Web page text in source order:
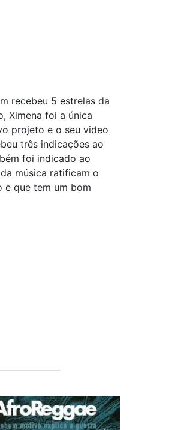
recebeu 5 estrelas da
Ximena foi a única
projeto e o seu video
três indicações ao
foi indicado ao
música ratificam o
e que tem um bom